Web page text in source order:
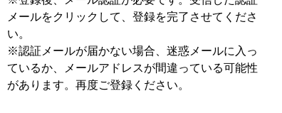
メールをクリックして、登録を完了させてくださ
い。
※認証メールが届かない場合、迷惑メールに入っ
ているか、メールアドレスが間違っている可能性
があります。再度ご登録ください。